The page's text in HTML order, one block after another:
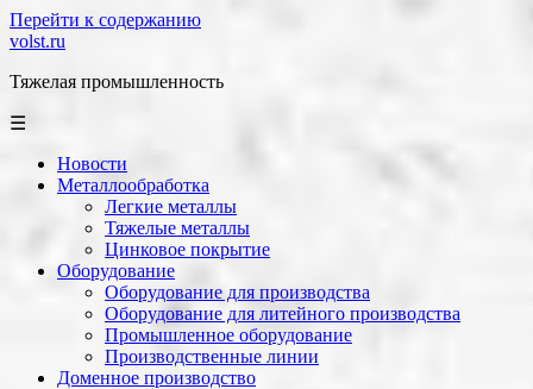
Перейти к содержанию
volst.ru
Тяжелая промышленность
☰
Новости
Металлообработка
Легкие металлы
Тяжелые металлы
Цинковое покрытие
Оборудование
Оборудование для производства
Оборудование для литейного производства
Промышленное оборудование
Производственные линии
Доменное производство